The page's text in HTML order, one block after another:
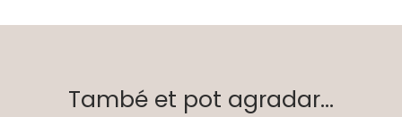
També et pot agradar...